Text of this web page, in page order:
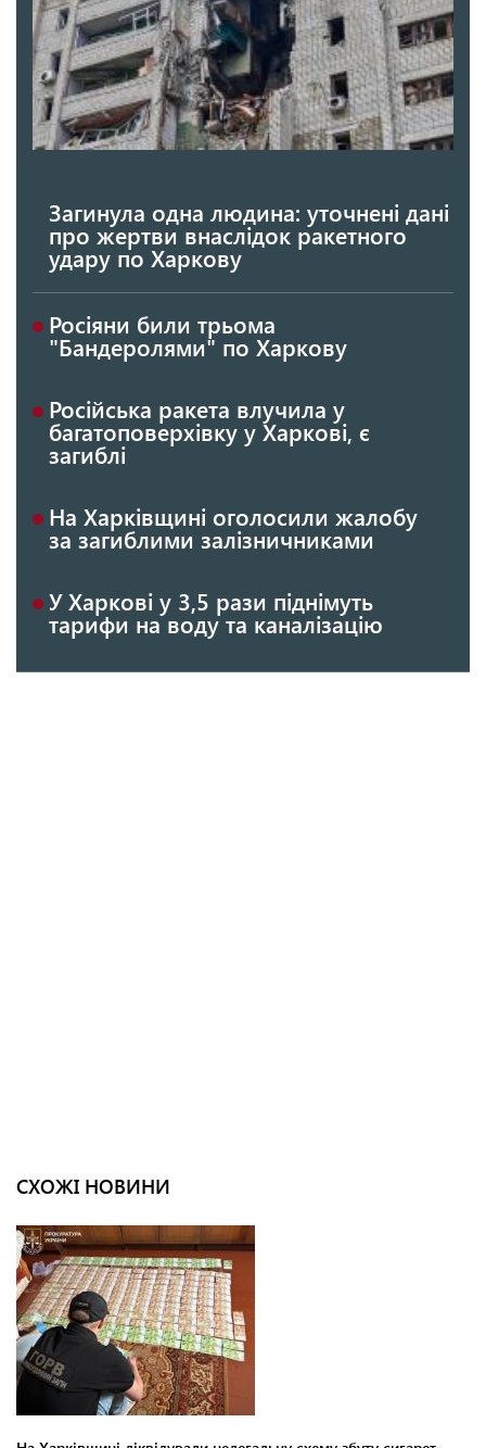
Загинула одна людина: уточнені дані
про жертви внаслідок ракетного
удару по Харкову
Росіяни били трьома
"Бандеролями" по Харкову
Російська ракета влучила у
багатоповерхівку у Харкові, є
загиблі
На Харківщині оголосили жалобу
за загиблими залізничниками
У Харкові у 3,5 рази піднімуть
тарифи на воду та каналізацію
СХОЖІ НОВИНИ